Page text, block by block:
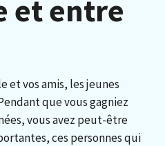
et entre
et vos amis, les jeunes
que vous gagniez
vous avez peut-être
ces personnes qui